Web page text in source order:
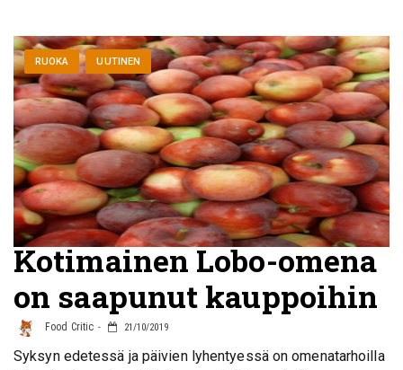
RUOKA UUTINEN
Kotimainen Lobo-omena
on saapunut kauppoihin
Food Critic 21/10/2019
Syksyn edetessä ja päivien lyhentyessä on omenatarhoilla